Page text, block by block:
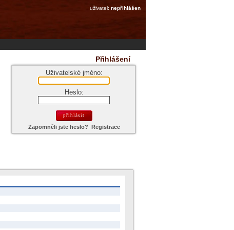
uživatel: nepřihlášen
Přihlášení
Uživatelské jméno:
Heslo:
Zapomněli jste heslo? Registrace